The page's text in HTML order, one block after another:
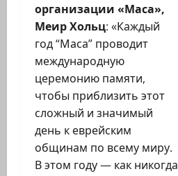
организации «Маса»,
Меир Хольц: «Каждый
год “Маса” проводит
международную
церемонию памяти,
чтобы приблизить этот
сложный и значимый
день к еврейским
общинам по всему миру.
В этом году — как никогда